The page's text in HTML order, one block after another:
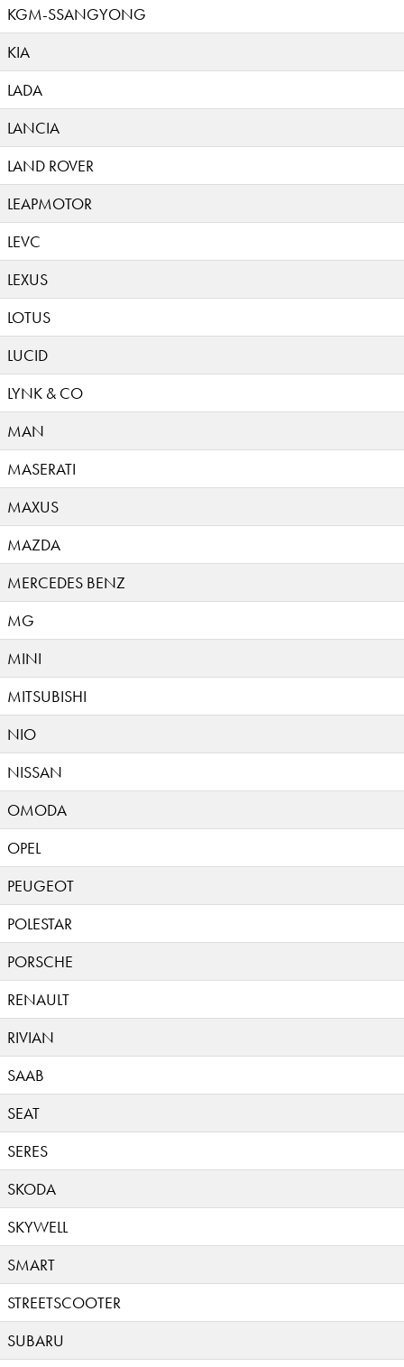
KGM-SSANGYONG
KIA
LADA
LANCIA
LAND ROVER
LEAPMOTOR
LEVC
LEXUS
LOTUS
LUCID
LYNK & CO
MAN
MASERATI
MAXUS
MAZDA
MERCEDES BENZ
MG
MINI
MITSUBISHI
NIO
NISSAN
OMODA
OPEL
PEUGEOT
POLESTAR
PORSCHE
RENAULT
RIVIAN
SAAB
SEAT
SERES
SKODA
SKYWELL
SMART
STREETSCOOTER
SUBARU